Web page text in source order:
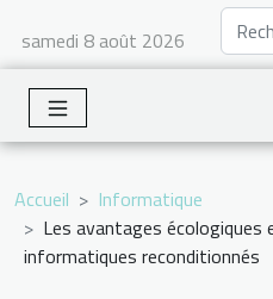
samedi 8 août 2026
Accueil
Informatique
Les avantages écologiques
informatiques reconditionnés